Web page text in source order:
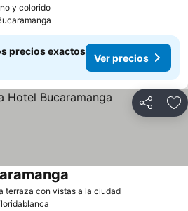
y coloridoVer precios
precios exactos
Ver precios
Compartir
terraza con vistas a la ciudadVer precios